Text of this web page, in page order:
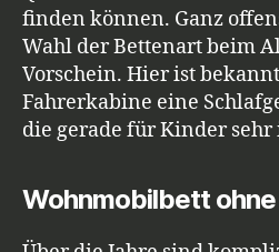
finden können. Ganz
Wahl der Bettenart beim
Vorschein. Hier ist
Fahrerkabine eine
die gerade für Kinder sehr
Wohnmobilbett